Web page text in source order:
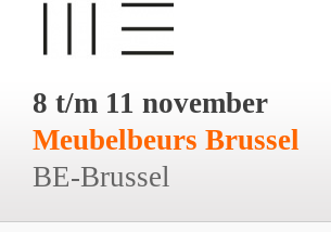
8 t/m 11 november
Meubelbeurs Brussel
BE-Brussel